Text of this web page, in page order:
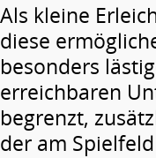
Als kleine
diese
besonders
erreichbaren
begrenzt,
der am